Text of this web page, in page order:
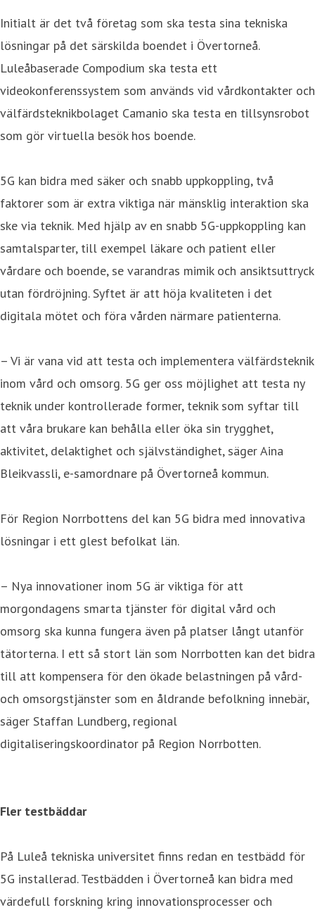
Initialt är det två företag som ska testa sina tekniska
lösningar på det särskilda boendet i Övertorneå.
Luleåbaserade Compodium ska testa ett
videokonferenssystem som används vid vårdkontakter och
välfärdsteknikbolaget Camanio ska testa en tillsynsrobot
som gör virtuella besök hos boende.
5G kan bidra med säker och snabb uppkoppling, två
faktorer som är extra viktiga när mänsklig interaktion ska
ske via teknik. Med hjälp av en snabb 5G-uppkoppling kan
samtalsparter, till exempel läkare och patient eller
vårdare och boende, se varandras mimik och ansiktsuttryck
utan fördröjning. Syftet är att höja kvaliteten i det
digitala mötet och föra vården närmare patienterna.
– Vi är vana vid att testa och implementera välfärdsteknik
inom vård och omsorg. 5G ger oss möjlighet att testa ny
teknik under kontrollerade former, teknik som syftar till
att våra brukare kan behålla eller öka sin trygghet,
aktivitet, delaktighet och självständighet, säger Aina
Bleikvassli, e-samordnare på Övertorneå kommun.
För Region Norrbottens del kan 5G bidra med innovativa
lösningar i ett glest befolkat län.
– Nya innovationer inom 5G är viktiga för att
morgondagens smarta tjänster för digital vård och
omsorg ska kunna fungera även på platser långt utanför
tätorterna. I ett så stort län som Norrbotten kan det bidra
till att kompensera för den ökade belastningen på vård-
och omsorgstjänster som en åldrande befolkning innebär,
säger Staffan Lundberg, regional
digitaliseringskoordinator på Region Norrbotten.
Fler testbäddar
På Luleå tekniska universitet finns redan en testbädd för
5G installerad. Testbädden i Övertorneå kan bidra med
värdefull forskning kring innovationsprocesser och